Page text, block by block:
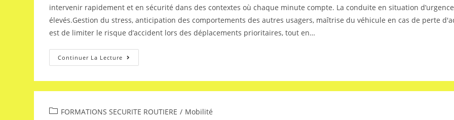
intervenir rapidement et en sécurité dans des contextes où chaque minute compte. La conduite en situation
élevés.Gestion du stress, anticipation des comportements des autres usagers, maîtrise du véhicule en cas de perte
est de limiter le risque d’accident lors des déplacements prioritaires, tout en…
Continuer La Lecture
FORMATIONS SECURITE ROUTIERE / Mobilité